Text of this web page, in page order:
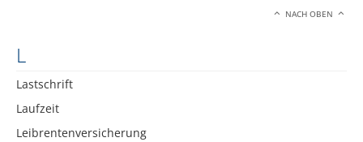
NACH OBEN
L
Lastschrift
Laufzeit
Leibrentenversicherung